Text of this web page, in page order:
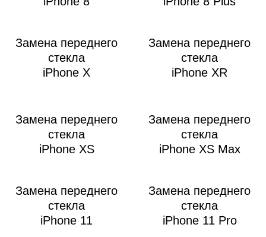
Замена переднего
стекла
iPhone X
Замена переднего
стекла
iPhone XR
Замена переднего
стекла
iPhone XS
Замена переднего
стекла
iPhone XS Max
Замена переднего
стекла
iPhone 11
Замена переднего
стекла
iPhone 11 Pro